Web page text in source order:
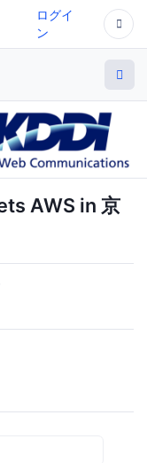
ログイ
ン
AWS in 京